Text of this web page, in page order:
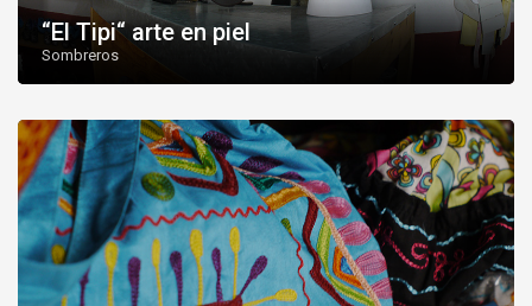
“El Tipi“ arte en piel
Sombreros